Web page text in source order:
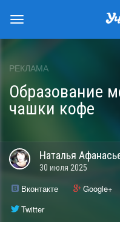
РЕКЛАМА
Образование
чашки кофе
Наталья
30 июля 2025
Вконтакте Google+
Twitter